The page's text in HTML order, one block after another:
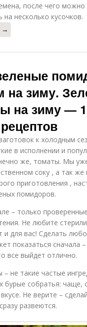
после чего можно
на несколько кусочков.
→
на зиму.
на зиму —
к холодным
в исполнении и
же, томаты. Мы
соку , а так же
приготовления ,
помидоров.
– только
Не любите
и для вас! Сделать
показаться сначала
все выйдет отлично.
не такие частые
бурые собратья:
Не верите –
развеются.